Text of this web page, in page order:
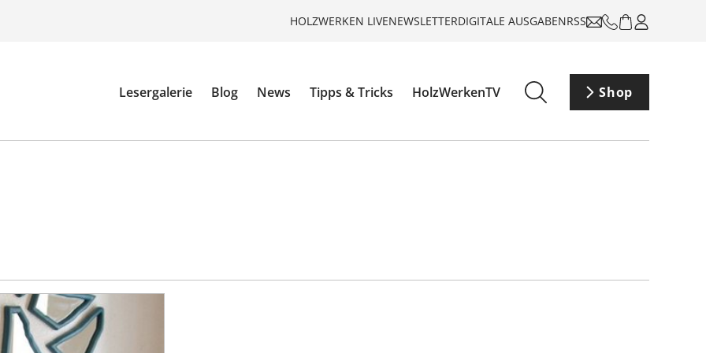
HOLZWERKEN LIVENEWSLETTERDIGITALE AUSGABENRSS
Lesergalerie Blog News Tipps & Tricks HolzWerkenTV Shop